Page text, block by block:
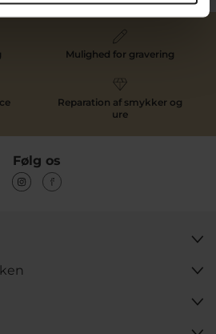
Mulighed for gravering
Reparation af smykker og
ure
Følg os